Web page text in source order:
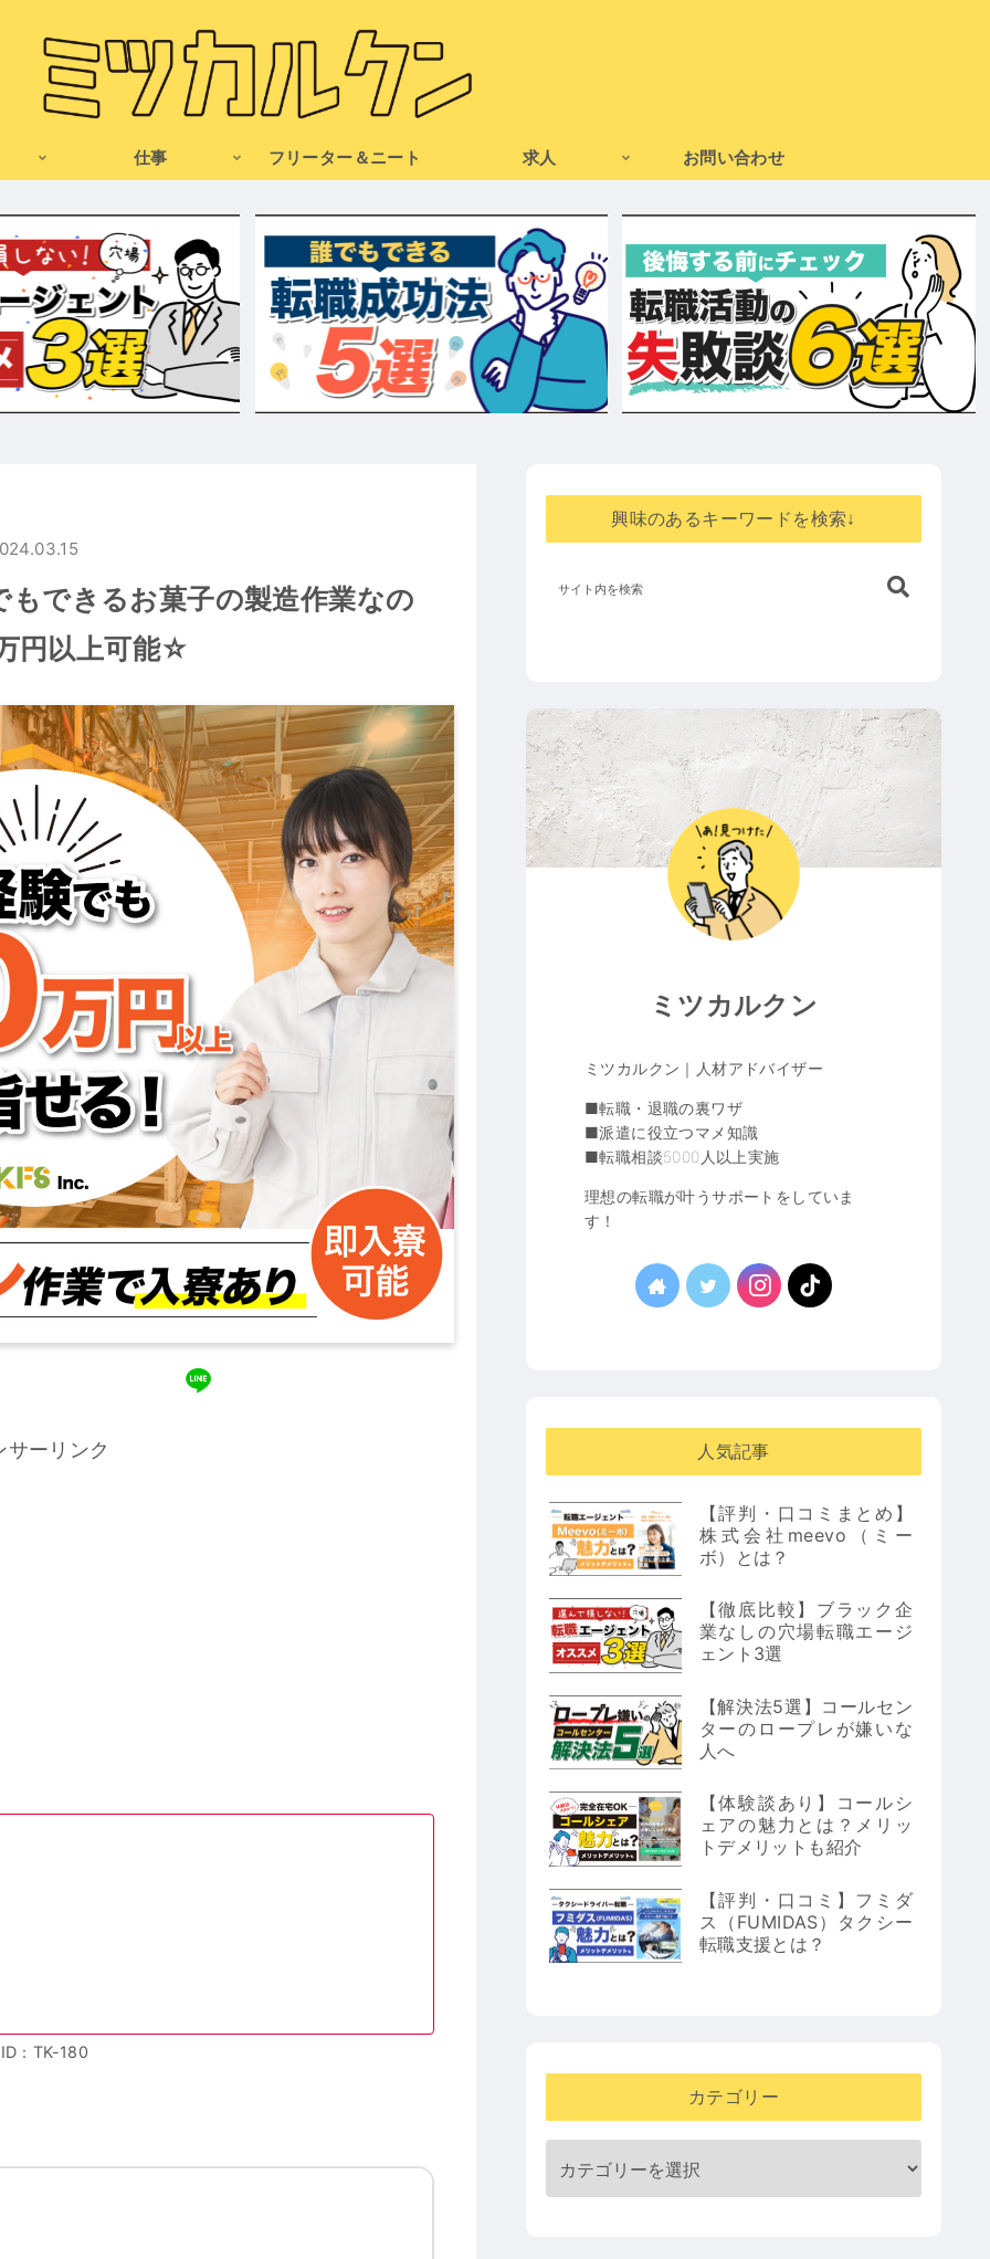
仕事 フリーター＆ニート 求人 お問い合わせ
できるお菓子の製造作業なの
円以上可能☆
サーリンク
：TK-180
興味のあるキーワードを検索↓
ミツカルクン
ミツカルクン｜人材アドバイザー
■転職・退職の裏ワザ
■派遣に役立つマメ知識
■転職相談5000人以上実施
理想の転職が叶うサポートをしていま
す！
人気記事
【評判・口コミまとめ】
株式会社meevo（ミー
ボ）とは？
【徹底比較】ブラック企
業なしの穴場転職エージ
ェント3選
【解決法5選】コールセン
ターのロープレが嫌いな
人へ
【体験談あり】コールシ
ェアの魅力とは？メリッ
トデメリットも紹介
【評判・口コミ】フミダ
ス（FUMIDAS）タクシー
転職支援とは？
カテゴリー